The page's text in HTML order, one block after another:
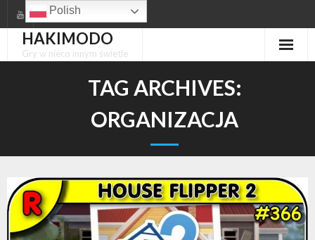
to
contentHAKIMODO
Gry w nieco innym świetle
TAG ARCHIVES:
ORGANIZACJA
Polish